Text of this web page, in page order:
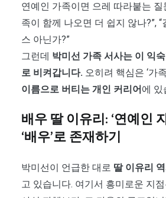
연예인 가족이면 으레 따라붙는 질
족이 함께 나오면 더 쉽지 않나?”, “
스 아닌가?”
그런데 박미선 가족 서사는 이 익
로 비켜갑니다. 오히려 핵심은 ‘가
이름으로 버티는 개인 커리어 에 있
배우 딸 이유리: ‘연예인
‘배우’로 존재하기
박미선이 언급한 대로 딸 이유리
고 있습니다. 여기서 흥미로운 지